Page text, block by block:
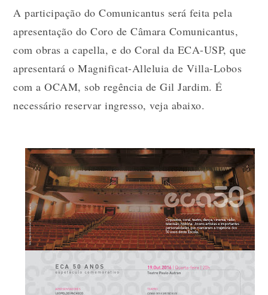
A participação do Comunicantus será feita pela
apresentação do Coro de Câmara Comunicantus,
com obras a capella, e do Coral da ECA-USP, que
apresentará o Magnificat-Alleluia de Villa-Lobos
com a OCAM, sob regência de Gil Jardim. É
necessário reservar ingresso, veja abaixo.